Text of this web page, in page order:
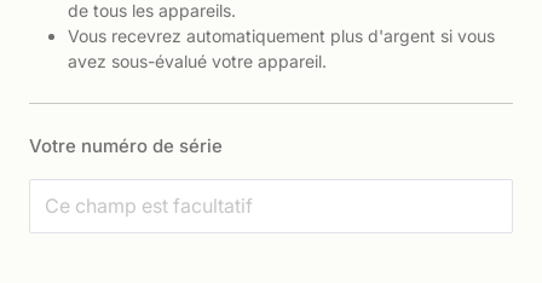
de tous les appareils.
Vous recevrez automatiquement plus d'argent si vous
avez sous-évalué votre appareil.
Votre numéro de série